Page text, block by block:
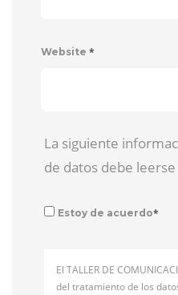
Website *
La siguiente
de datos debe
Estoy de acuerdo*
El TALLER DE
del tratamiento de los